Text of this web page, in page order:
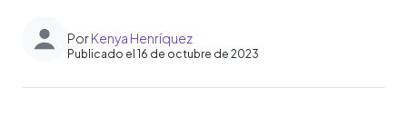
PorKenya Henríquez
Publicado el 16 de octubre de 2023